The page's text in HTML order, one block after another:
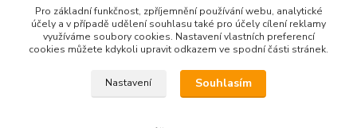
Email:info@agroczechia.cz- kdykoliv
Užitečné informace
lesníckeho náradia a potrieb
Formulář odstoupení o
Reklamace a vrácení zbožíRady a tipyTabulky rozměrů
Pro základní funkčnost, zpříjemnění používání webu, analytické
účely a v případě udělení souhlasu také pro účely cílení reklamy
využíváme soubory cookies. Nastavení vlastních preferencí
cookies můžete kdykoli upravit odkazem ve spodní části stránek.
Nastavení Souhlasím